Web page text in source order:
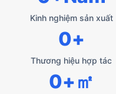
Kinh nghiệm sản xuất
Thương hiệu hợp tác
0+
0+㎡